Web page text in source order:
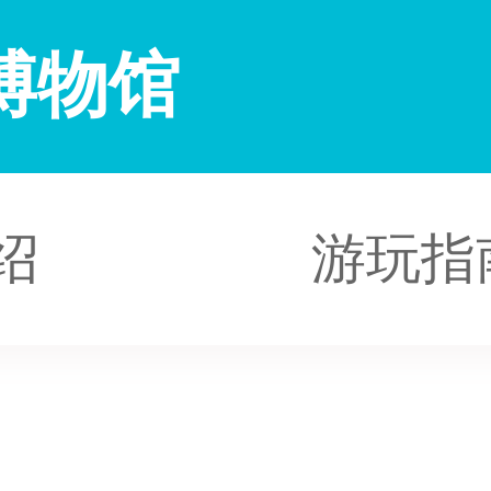
物馆
游玩指